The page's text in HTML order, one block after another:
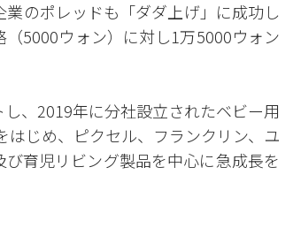
のポレッドも「ダダ上げ」に成功し
5000ウォン）に対し1万5000ウォン
、2019年に分社設立されたベビー用
はじめ、ピクセル、フランクリン、ユ
育児リビング製品を中心に急成長を